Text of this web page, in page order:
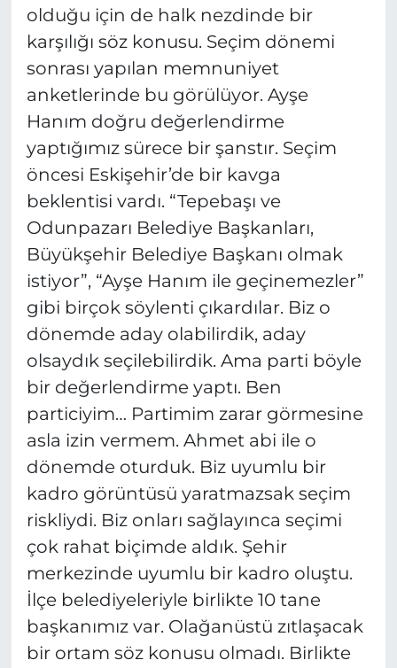
olduğu için de halk nezdinde bir
karşılığı söz konusu. Seçim dönemi
sonrası yapılan memnuniyet
anketlerinde bu görülüyor. Ayşe
Hanım doğru değerlendirme
yaptığımız sürece bir şanstır. Seçim
öncesi Eskişehir’de bir kavga
beklentisi vardı. “Tepebaşı ve
Odunpazarı Belediye Başkanları,
Büyükşehir Belediye Başkanı olmak
istiyor”, “Ayşe Hanım ile geçinemezler”
gibi birçok söylenti çıkardılar. Biz o
dönemde aday olabilirdik, aday
olsaydık seçilebilirdik. Ama parti böyle
bir değerlendirme yaptı. Ben
particiyim… Partimim zarar görmesine
asla izin vermem. Ahmet abi ile o
dönemde oturduk. Biz uyumlu bir
kadro görüntüsü yaratmazsak seçim
riskliydi. Biz onları sağlayınca seçimi
çok rahat biçimde aldık. Şehir
merkezinde uyumlu bir kadro oluştu.
İlçe belediyeleriyle birlikte 10 tane
başkanımız var. Olağanüstü zıtlaşacak
bir ortam söz konusu olmadı. Birlikte